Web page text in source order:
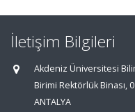
İletişim Bilgileri
Akdeniz Üniversitesi
Birimi Rektörlük Binası,
ANTALYA